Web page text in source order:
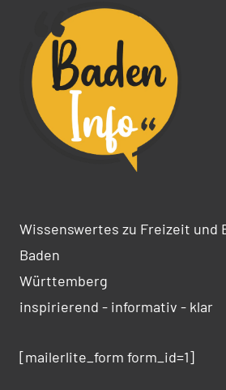
Wissenswertes zu Freizeit und
Baden
Württemberg
inspirierend - informativ - klar
[mailerlite_form form_id=1]